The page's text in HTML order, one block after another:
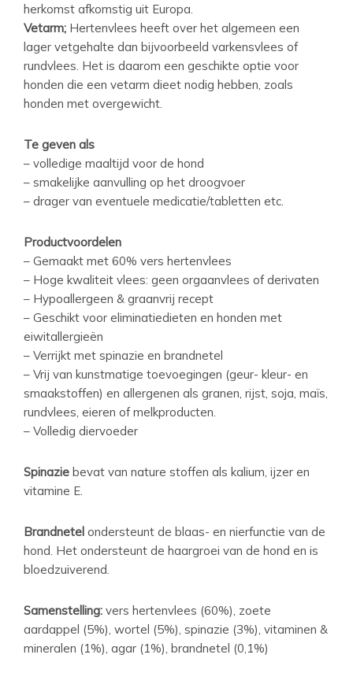
herkomst afkomstig uit Europa.
Vetarm; Hertenvlees heeft over het algemeen een
lager vetgehalte dan bijvoorbeeld varkensvlees of
rundvlees. Het is daarom een geschikte optie voor
honden die een vetarm dieet nodig hebben, zoals
honden met overgewicht.
Te geven als
– volledige maaltijd voor de hond
– smakelijke aanvulling op het droogvoer
– drager van eventuele medicatie/tabletten etc.
Productvoordelen
– Gemaakt met 60% vers hertenvlees
– Hoge kwaliteit vlees: geen orgaanvlees of derivaten
– Hypoallergeen & graanvrij recept
– Geschikt voor eliminatiedieten en honden met
eiwitallergieën
– Verrijkt met spinazie en brandnetel
– Vrij van kunstmatige toevoegingen (geur- kleur- en
smaakstoffen) en allergenen als granen, rijst, soja, maïs,
rundvlees, eieren of melkproducten.
– Volledig diervoeder
Spinazie bevat van nature stoffen als kalium, ijzer en
vitamine E.
Brandnetel ondersteunt de blaas- en nierfunctie van de
hond. Het ondersteunt de haargroei van de hond en is
bloedzuiverend.
Samenstelling: vers hertenvlees (60%), zoete
aardappel (5%), wortel (5%), spinazie (3%), vitaminen &
mineralen (1%), agar (1%), brandnetel (0,1%)